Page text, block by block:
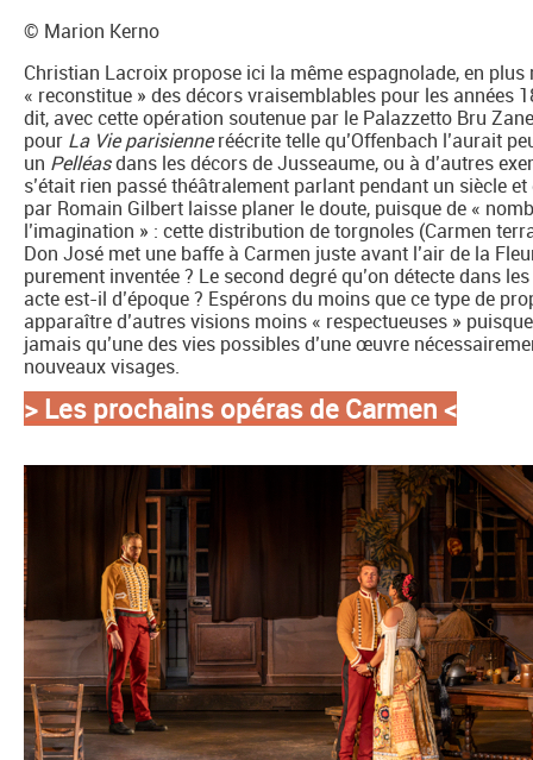
© Marion Kerno
Christian Lacroix propose ici la même espagnolade, en
« reconstitue » des décors vraisemblables pour les années
dit, avec cette opération soutenue par le Palazzetto Bru
pour La Vie parisienneréécrite telle qu’Offenbach l’aurait
un Pelléasdans les décors de Jusseaume, ou à d’autres
s’était rien passé théâtralement parlant pendant un siècle
par Romain Gilbert laisse planer le doute, puisque de «
l’imagination » : cette distribution de torgnoles (Carmen
Don José met une baffe à Carmen juste avant l’air de la
purement inventée ? Le second degré qu’on détecte dans
acte est-il d’époque ? Espérons du moins que ce type de
apparaître d’autres visions moins « respectueuses »
jamais qu’une des vies possibles d’une œuvre
nouveaux visages.
> Les prochains opéras de Carmen <